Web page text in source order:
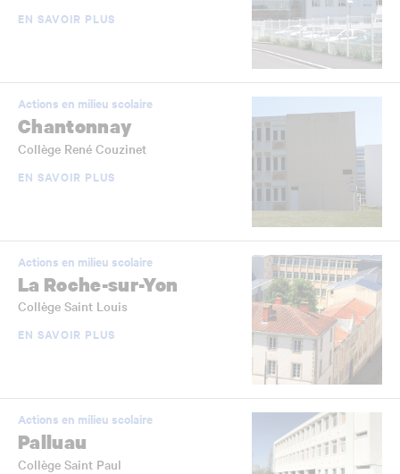
EN SAVOIR PLUS
Actions en milieu scolaire
Chantonnay
Collège René Couzinet
EN SAVOIR PLUS
Actions en milieu scolaire
La Roche-sur-Yon
Collège Saint Louis
EN SAVOIR PLUS
Actions en milieu scolaire
Palluau
Collège Saint Paul